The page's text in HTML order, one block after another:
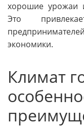
хорошие урожаи
Это
экономики.
Климат